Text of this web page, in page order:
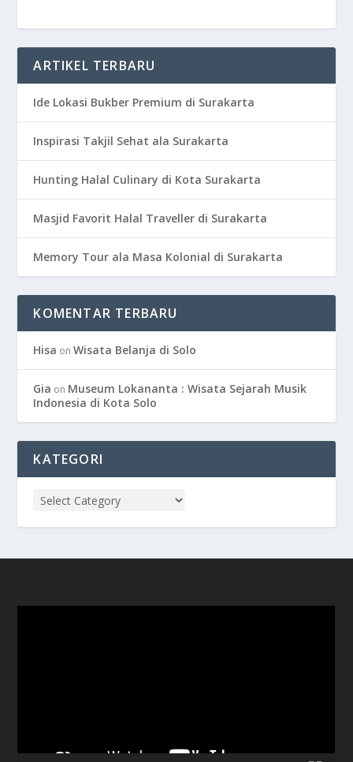
ARTIKEL TERBARU
Ide Lokasi Bukber Premium di Surakarta
Inspirasi Takjil Sehat ala Surakarta
Hunting Halal Culinary di Kota Surakarta
Masjid Favorit Halal Traveller di Surakarta
Memory Tour ala Masa Kolonial di Surakarta
KOMENTAR TERBARU
Hisa onWisata Belanja di Solo
Gia on Museum Lokananta : Wisata Sejarah Musik
Indonesia di Kota Solo
KATEGORI